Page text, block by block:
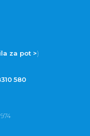
za pot >)
580